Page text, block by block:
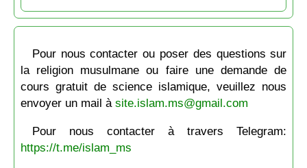
Pour nous contacter ou poser des questions sur
la religion musulmane ou faire une demande de
cours gratuit de science islamique, veuillez nous
envoyer un mail à site.islam.ms@gmail.com
Pour nous contacter à travers Telegram:
https://t.me/islam_ms